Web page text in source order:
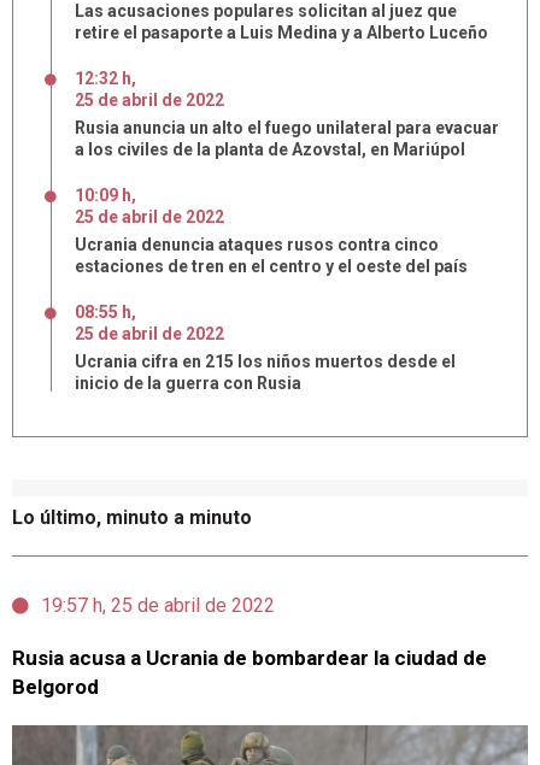
Lo último, minuto a minuto
19:57 h, 25 de abril de 2022
Rusia acusa a Ucrania de bombardear la ciudad de
Belgorod
Las acusaciones populares solicitan al juez que
retire el pasaporte a Luis Medina y a Alberto Luceño
12:32 h,
25 deabril de 2022
Rusia anuncia un alto el fuego unilateral para evacuar
a los civiles de la planta de Azovstal, en Mariúpol
10:09 h,
25 deabril de 2022
Ucrania denuncia ataques rusos contra cinco
estaciones de tren en el centro y el oeste del país
08:55 h,
25 deabril de 2022
Ucrania cifra en 215 los niños muertos desde el
inicio de la guerra con Rusia